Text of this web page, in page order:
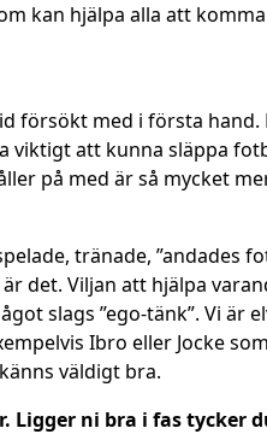
kan hjälpa alla att
försökt med i första hand.
viktigt att kunna släppa
på med är så mycket
tränade, ”andades
det. Viljan att hjälpa
slags ”ego-tänk”. Vi är
Ibro eller Jocke
väldigt bra.
Ligger ni bra i fas tycker